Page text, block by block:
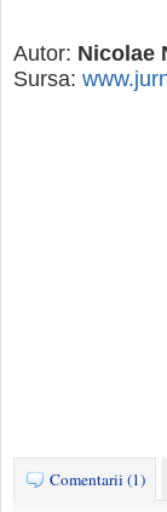
Autor: Nicolae
Sursa:
Comentarii (1)